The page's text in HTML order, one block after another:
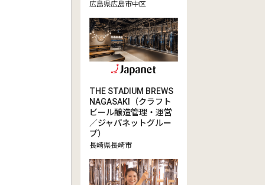
広島県広島市中区
THE STADIUM BREWS
NAGASAKI（クラフト
ビール醸造管理・運営
／ジャパネットグルー
プ）
長崎県長崎市